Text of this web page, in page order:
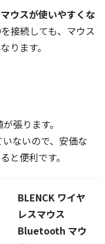
マウスが使いやすくな
接続しても、マウス
ります。
張ります。
ないので、安価な
と便利です。
BLENCK ワイヤ
レスマウス
Bluetooth マウ